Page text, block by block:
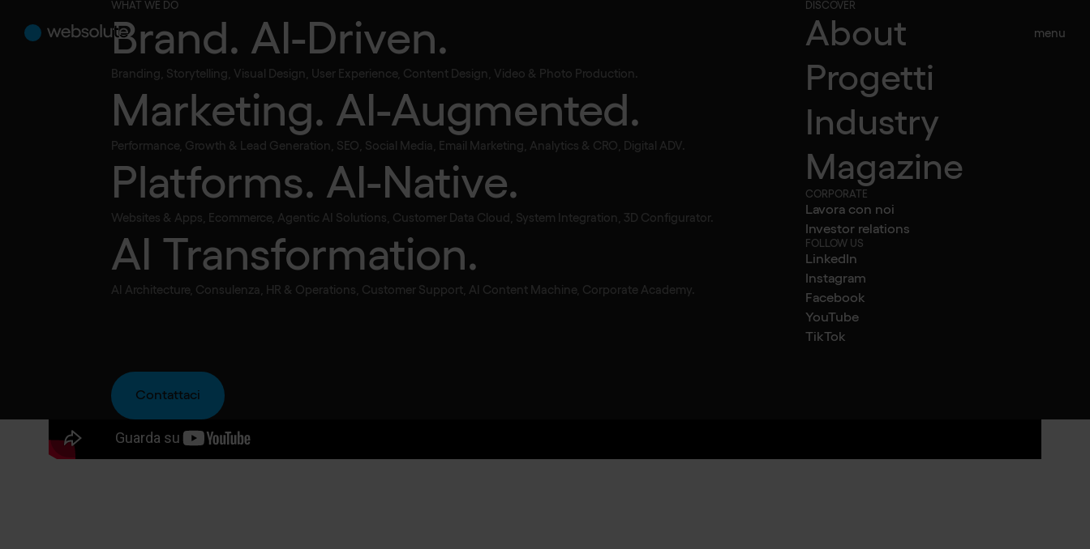
menu
WHAT WE DO
Brand. AI-Driven.
Branding, Storytelling, Visual Design, User Experience, Content Design, Video & Photo Production.
Marketing. AI-Augmented.
Performance, Growth & Lead Generation, SEO, Social Media, Email Marketing, Analytics & CRO, Digital ADV.
Platforms. AI-Native.
Websites & Apps, Ecommerce, Agentic AI Solutions, Customer Data Cloud, System Integration, 3D Configurator.
AI Transformation.
AI Architecture, Consulenza, HR & Operations, Customer Support, AI Content Machine, Corporate Academy.
Contattaci
DISCOVER
About
Progetti
Industry
Magazine
CORPORATE
Lavora con noi
Investor relations
FOLLOW US
LinkedIn
Instagram
Facebook
YouTube
TikTok
Marketing. AI-Augmented.
L'intelligenza artificiale al servizio del
marketing: come usarla oggi per
spendere meglio e ottenere di più